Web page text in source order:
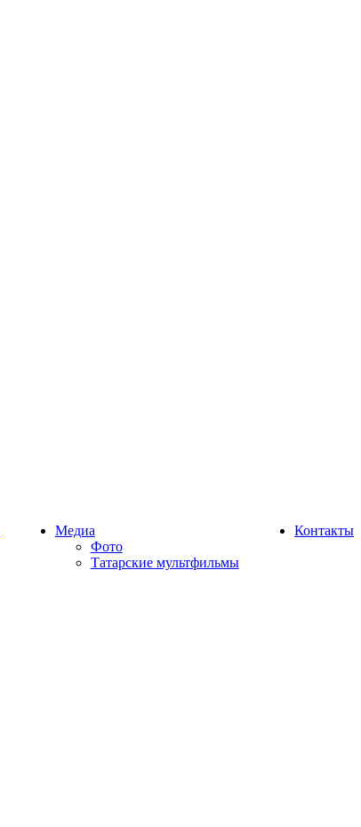
Медиа
Фото
Татарские мультфильмы
Контакты